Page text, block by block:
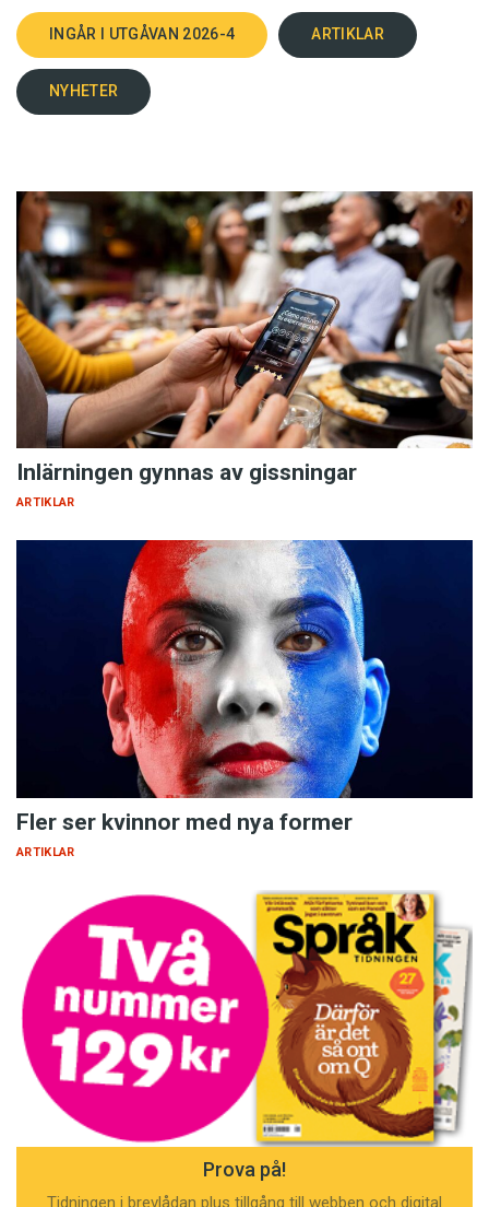
INGÅR I UTGÅVAN 2026-4 ARTIKLAR
NYHETER
Inlärningen gynnas av gissningar
ARTIKLAR
Fler ser kvinnor med nya former
ARTIKLAR
Prova på!
Tidningen i brevlådan plus tillgång till webben och digital